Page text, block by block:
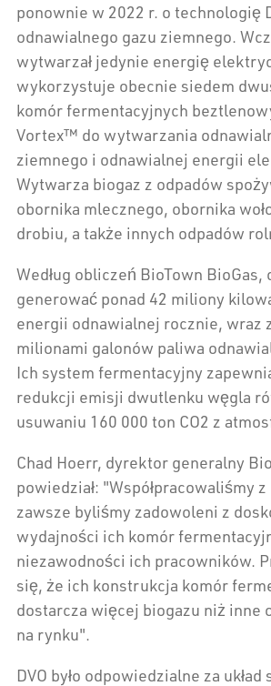
ponownie w 2022 r. o technologię
odnawialnego gazu ziemnego.
wytwarzał jedynie energię
wykorzystuje obecnie siedem
komór fermentacyjnych
Vortex™ do wytwarzania
ziemnego i odnawialnej energii
Wytwarza biogaz z odpadów
obornika mlecznego, obornika
drobiu, a także innych odpadów
Według obliczeń BioTown BioGas,
generować ponad 42 miliony
energii odnawialnej rocznie, wraz
milionami galonów paliwa
Ich system fermentacyjny
redukcji emisji dwutlenku węgla
usuwaniu 160 000 ton CO2 z
Chad Hoerr, dyrektor generalny
powiedział: "Współpracowaliśmy z
zawsze byliśmy zadowoleni z
wydajności ich komór
niezawodności ich pracowników.
się, że ich konstrukcja komór
dostarcza więcej biogazu niż inne
na rynku".
DVO było odpowiedzialne za